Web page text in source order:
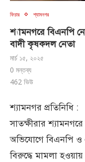
ফিচার শ্যামনগর
শ্যামনগরে বিএনপি
বাদী কৃষকদল নেতা
মার্চ ১৫, ২০২৫
0 মন্তব্য
462 ভিউ
শ্যামনগর প্রতিনিধি :
সাতক্ষীরার
অভিযোগে বিএনপি ও
বিরুদ্ধে মামলা